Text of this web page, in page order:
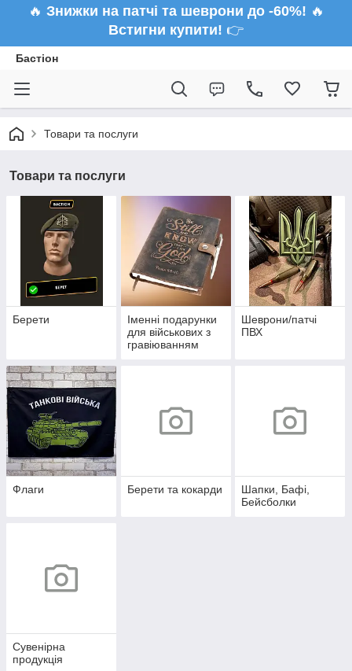
🔥 Знижки на патчі та шеврони до -60%! 🔥
Встигни купити! 👉
Бастіон
Товари та послуги
Товари та послуги
Берети
Іменні подарунки
для військових з
гравіюванням
Шеврони/патчі
ПВХ
Флаги Берети та кокарди
Шапки, Бафі,
Бейсболки
Сувенірна
продукція